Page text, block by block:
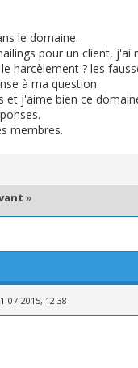
le domaine.
pour un client,
harcèlement ? les
à ma question.
et j'aime bien ce
membres.
»
07-2015, 12:38